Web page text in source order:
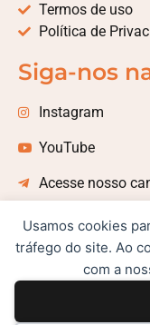
Usamos cookies
tráfego do site. Ao
com a
Termos de uso
Política de
Siga-nos
Instagram
YouTube
Acesse nosso
© Copyright -
Treinamentos e
porque nele
que há nos